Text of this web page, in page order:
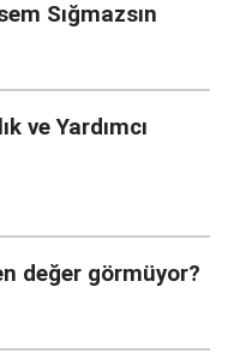
Sığmazsın
ve Yardımcı
değer görmüyor?